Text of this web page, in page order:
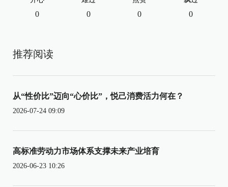
0 0 0 0
推荐阅读
从“性价比”迈向“心价比”，悦己消费活力何在？
2026-07-24 09:09
高标准劳动力市场体系支撑未来产业培育
2026-06-23 10:26